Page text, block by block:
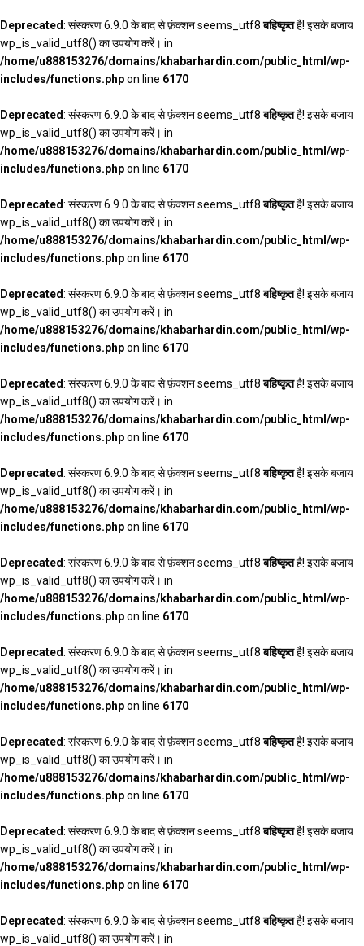
Deprecated: संस्करण 6.9.0 के बाद से फ़ंक्शन seems_utf8बहिष्कृतहै! इसके बजाय
wp_is_valid_utf8() का उपयोग करें। in
/home/u888153276/domains/khabarhardin.com/public_html/wp-
includes/functions.phpon line 6170
Deprecated: संस्करण 6.9.0 के बाद से फ़ंक्शन seems_utf8बहिष्कृतहै! इसके बजाय
wp_is_valid_utf8() का उपयोग करें। in
/home/u888153276/domains/khabarhardin.com/public_html/wp-
includes/functions.phpon line 6170
Deprecated: संस्करण 6.9.0 के बाद से फ़ंक्शन seems_utf8बहिष्कृतहै! इसके बजाय
wp_is_valid_utf8() का उपयोग करें। in
/home/u888153276/domains/khabarhardin.com/public_html/wp-
includes/functions.phpon line 6170
Deprecated: संस्करण 6.9.0 के बाद से फ़ंक्शन seems_utf8बहिष्कृतहै! इसके बजाय
wp_is_valid_utf8() का उपयोग करें। in
/home/u888153276/domains/khabarhardin.com/public_html/wp-
includes/functions.phpon line 6170
Deprecated: संस्करण 6.9.0 के बाद से फ़ंक्शन seems_utf8बहिष्कृतहै! इसके बजाय
wp_is_valid_utf8() का उपयोग करें। in
/home/u888153276/domains/khabarhardin.com/public_html/wp-
includes/functions.phpon line 6170
Deprecated: संस्करण 6.9.0 के बाद से फ़ंक्शन seems_utf8बहिष्कृतहै! इसके बजाय
wp_is_valid_utf8() का उपयोग करें। in
/home/u888153276/domains/khabarhardin.com/public_html/wp-
includes/functions.phpon line 6170
Deprecated: संस्करण 6.9.0 के बाद से फ़ंक्शन seems_utf8बहिष्कृतहै! इसके बजाय
wp_is_valid_utf8() का उपयोग करें। in
/home/u888153276/domains/khabarhardin.com/public_html/wp-
includes/functions.phpon line 6170
Deprecated: संस्करण 6.9.0 के बाद से फ़ंक्शन seems_utf8बहिष्कृतहै! इसके बजाय
wp_is_valid_utf8() का उपयोग करें। in
/home/u888153276/domains/khabarhardin.com/public_html/wp-
includes/functions.phpon line 6170
Deprecated: संस्करण 6.9.0 के बाद से फ़ंक्शन seems_utf8बहिष्कृतहै! इसके बजाय
wp_is_valid_utf8() का उपयोग करें। in
/home/u888153276/domains/khabarhardin.com/public_html/wp-
includes/functions.phpon line 6170
Deprecated: संस्करण 6.9.0 के बाद से फ़ंक्शन seems_utf8बहिष्कृतहै! इसके बजाय
wp_is_valid_utf8() का उपयोग करें। in
/home/u888153276/domains/khabarhardin.com/public_html/wp-
includes/functions.phpon line 6170
Deprecated: संस्करण 6.9.0 के बाद से फ़ंक्शन seems_utf8बहिष्कृतहै! इसके बजाय
wp_is_valid_utf8() का उपयोग करें। in